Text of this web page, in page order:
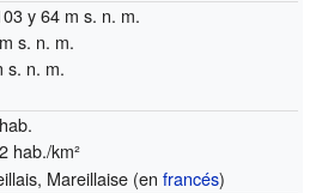
y 64 m s. n. m.
s. n. m.
s. n. m.
hab./km²
Mareillaise (enfrancés)